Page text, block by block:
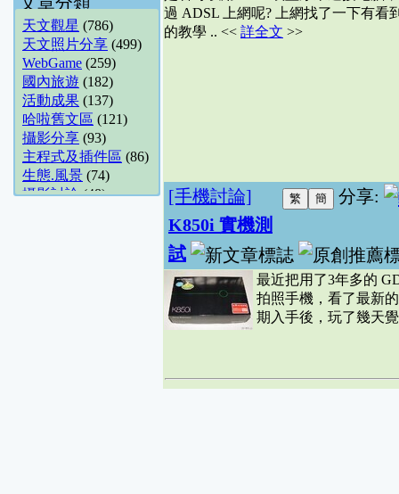
天文觀星 (786)
天文照片分享 (499)
WebGame (259)
國內旅遊 (182)
活動成果 (137)
哈啦舊文區 (121)
攝影分享 (93)
主程式及插件區 (86)
生態.風景 (74)
攝影討論(48)
過 ADSL 上網呢? 上網找了一下有看
的教學 .. << 詳全文 >>
分享:
[手機討論]
K850i 實機測
試
最近把用了3年多的
拍照手機，看了最新
期入手後，玩了幾天